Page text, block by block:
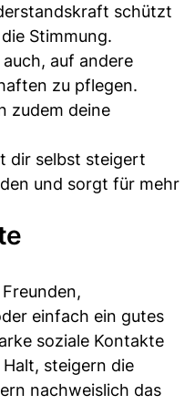
schützt
Stimmung.
auf andere
zu pflegen.
zudem deine
dir selbst steigert
und sorgt für mehr
einfach ein gutes
soziale Kontakte
steigern die
nachweislich das